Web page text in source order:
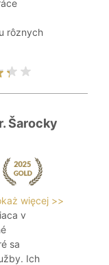
rôznych
Šarocky
więcej >>
v
sa
Ich